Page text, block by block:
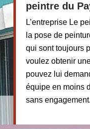
peintre du
L’entreprise Le
la pose de
qui sont toujours
voulez obtenir
pouvez lui
équipe en moins
sans engagement.